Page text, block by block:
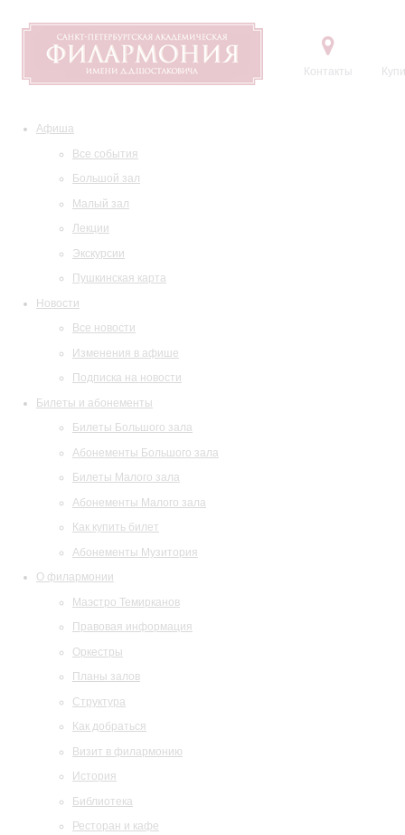
Контакты
Афиша
Все события
Большой зал
Малый зал
Лекции
Экскурсии
Пушкинская карта
Новости
Все новости
Изменения в афише
Подписка на новости
Билеты и абонементы
Билеты Большого зала
Абонементы Большого зала
Билеты Малого зала
Абонементы Малого зала
Как купить билет
Абонементы Музитория
О филармонии
Маэстро Темирканов
Правовая информация
Оркестры
Планы залов
Структура
Как добраться
Визит в филармонию
История
Библиотека
Ресторан и кафе